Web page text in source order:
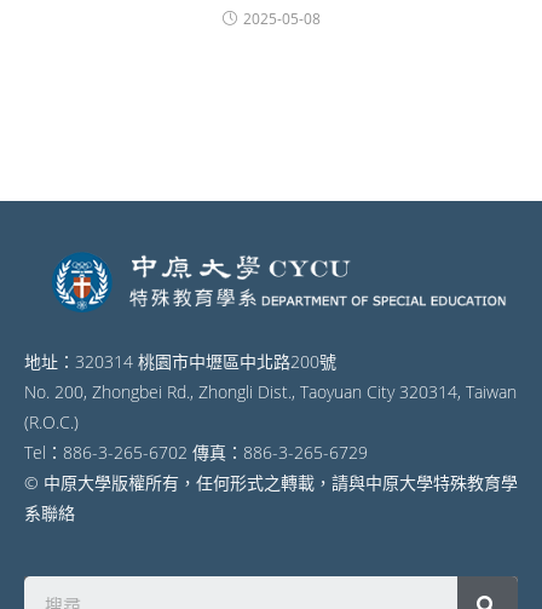
2025-05-08
地址：320314 桃園市中壢區中北路200號
No. 200, Zhongbei Rd., Zhongli Dist., Taoyuan City 320314, Taiwan
(R.O.C.)
Tel：886-3-265-6702 傳真：886-3-265-6729
© 中原大學版權所有，任何形式之轉載，請與中原大學特殊教育學
系聯絡